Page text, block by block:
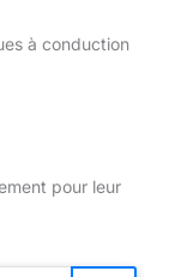
à conduction
pour leur